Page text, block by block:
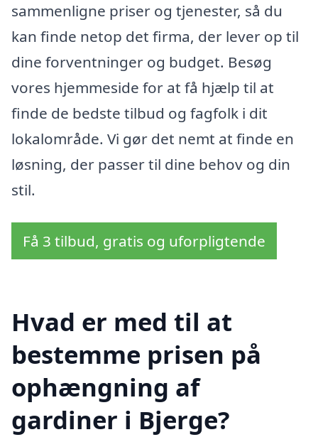
sammenligne priser og tjenester, så du
kan finde netop det firma, der lever op til
dine forventninger og budget. Besøg
vores hjemmeside for at få hjælp til at
finde de bedste tilbud og fagfolk i dit
lokalområde. Vi gør det nemt at finde en
løsning, der passer til dine behov og din
stil.
Få 3 tilbud, gratis og uforpligtende
Hvad er med til at
bestemme prisen på
ophængning af
gardiner i Bjerge?